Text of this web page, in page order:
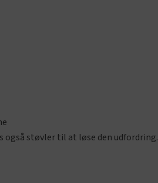
også støvler til at løse den udfordring.